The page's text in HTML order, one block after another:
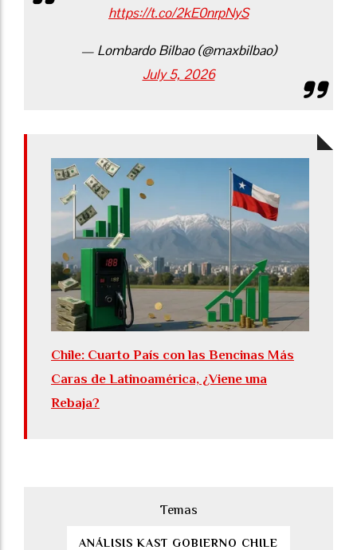
https://t.co/2kE0nrpNyS
— Lombardo Bilbao (@maxbilbao)
July 5, 2026
Chile: Cuarto País con las Bencinas Más
Caras de Latinoamérica, ¿Viene una
Rebaja?
ANÁLISIS KAST GOBIERNO CHILE